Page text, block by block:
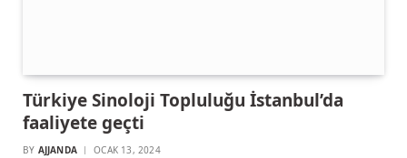
Türkiye Sinoloji Topluluğu İstanbul’da
faaliyete geçti
BY AJJANDA OCAK 13, 2024